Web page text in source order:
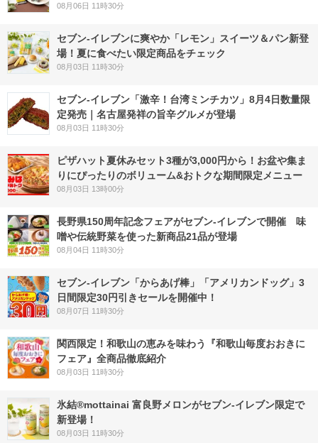
08月06日 11時30分
セブン‐イレブンに爽やか「レモン」スイーツ＆パン新登
場！夏に食べたい限定商品をチェック
08月03日 11時30分
セブン-イレブン「激辛！台湾ミンチカツ」8月4日数量限
定発売｜名古屋発祥の旨辛グルメが登場
08月03日 11時30分
ピザハット夏休みセット3種が3,000円から！お盆や集ま
りにぴったりのボリューム&おトクな期間限定メニュー
08月03日 13時00分
長野県150周年記念フェアがセブン-イレブンで開催 味
噌や伝統野菜を使った新商品21品が登場
08月04日 11時30分
セブン‐イレブン「からあげ棒」「アメリカンドッグ」3
日間限定30円引きセールを開催中！
08月07日 11時30分
関西限定！和歌山の恵みを味わう『和歌山毎度おおきに
フェア』全商品徹底紹介
08月03日 11時30分
氷結®mottainai 富良野メロンがセブン‐イレブン限定で
新登場！
08月03日 11時30分